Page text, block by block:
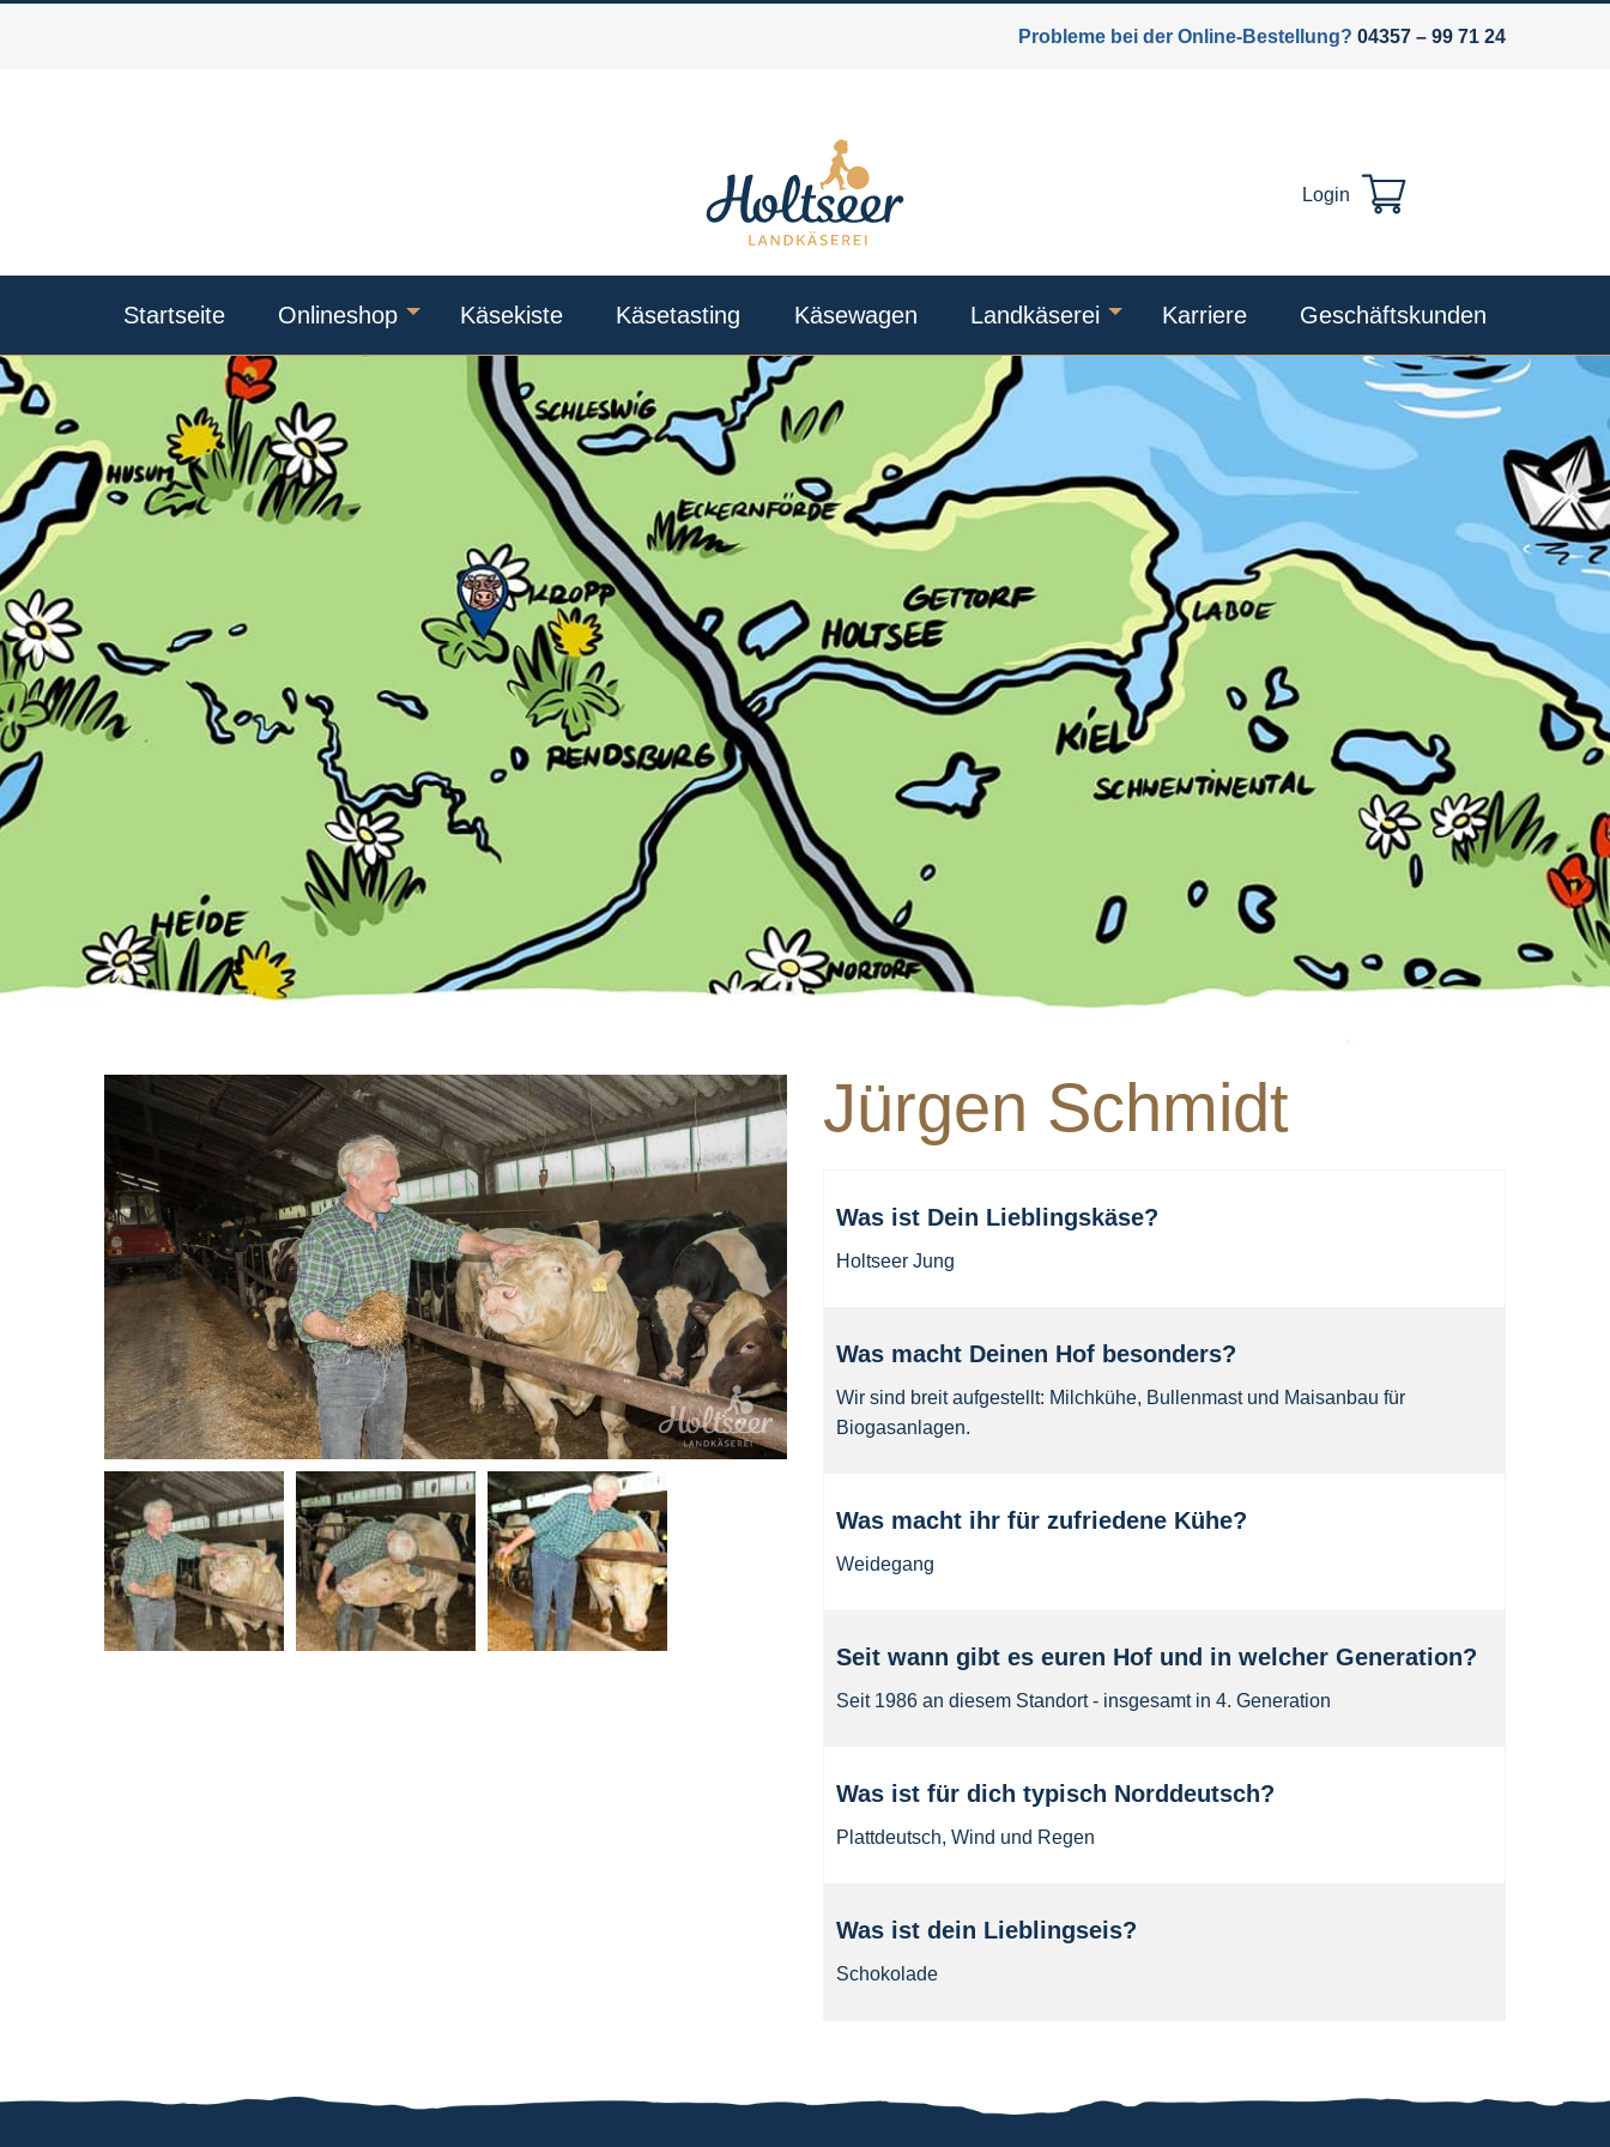
Probleme bei der Online-Bestellung? 04357 – 99 71 24
Login
Warenkorb
Startseite Onlineshop Käsekiste Käsetasting Käsewagen Landkäserei Karriere Geschäftskunden
Jürgen Schmidt
Was ist Dein Lieblingskäse?
Holtseer Jung
Was macht Deinen Hof besonders?
Wir sind breit aufgestellt: Milchkühe, Bullenmast und Maisanbau für
Biogasanlagen.
Was macht ihr für zufriedene Kühe?
Weidegang
Seit wann gibt es euren Hof und in welcher Generation?
Seit 1986 an diesem Standort - insgesamt in 4. Generation
Was ist für dich typisch Norddeutsch?
Plattdeutsch, Wind und Regen
Was ist dein Lieblingseis?
Schokolade